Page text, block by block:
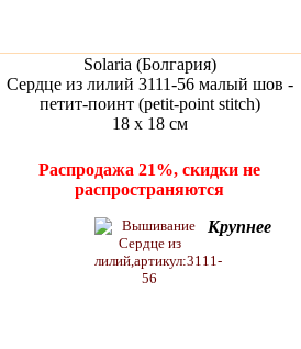
Solaria (Болгария)
Сердце из лилий 3111-56 малый шов -
петит-поинт (petit-point stitch)
18 x 18 см
Распродажа 21%, скидки не
распространяются
Крупнее